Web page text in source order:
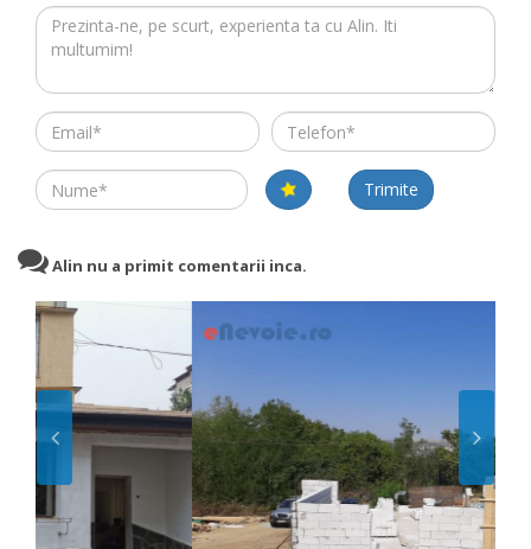
Email Telefon
Name Trimite
Alin nu a primit comentarii inca.